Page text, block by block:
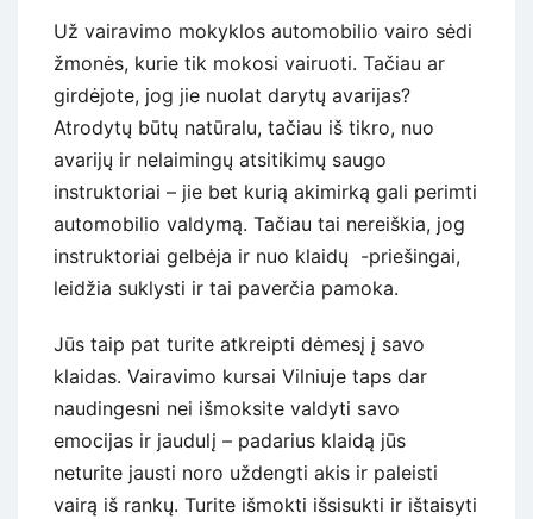
Už vairavimo mokyklos automobilio vairo sėdi
žmonės, kurie tik mokosi vairuoti. Tačiau ar
girdėjote, jog jie nuolat darytų avarijas?
Atrodytų būtų natūralu, tačiau iš tikro, nuo
avarijų ir nelaimingų atsitikimų saugo
instruktoriai – jie bet kurią akimirką gali perimti
automobilio valdymą. Tačiau tai nereiškia, jog
instruktoriai gelbėja ir nuo klaidų -priešingai,
leidžia suklysti ir tai paverčia pamoka.
Jūs taip pat turite atkreipti dėmesį į savo
klaidas. Vairavimo kursai Vilniuje taps dar
naudingesni nei išmoksite valdyti savo
emocijas ir jaudulį – padarius klaidą jūs
neturite jausti noro uždengti akis ir paleisti
vairą iš rankų. Turite išmokti išsisukti ir ištaisyti